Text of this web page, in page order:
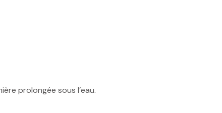
prolongée sous l’eau.